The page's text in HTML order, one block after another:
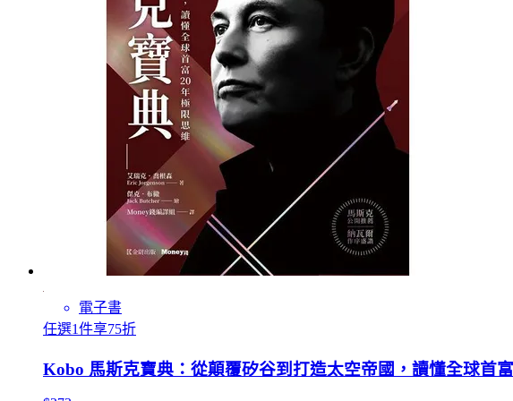
電子書
任選1件享75折
Kobo 馬斯克寶典：從顛覆矽谷到打造太空帝國，讀懂全球首